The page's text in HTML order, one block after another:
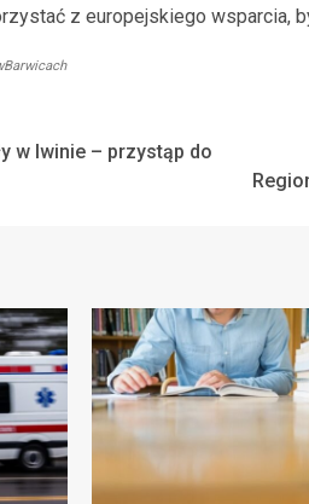
z europejskiego wsparcia,
w Iwinie – przystąp do